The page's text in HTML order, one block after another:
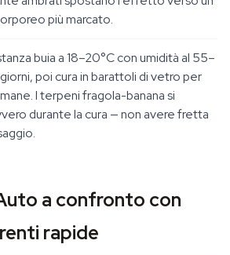
più marcato.
buia a 18–20°C con umidità al 55–
poi cura in barattoli di vetro per
I terpeni fragola-banana si
durante la cura — non avere fretta
a confronto con
rapide